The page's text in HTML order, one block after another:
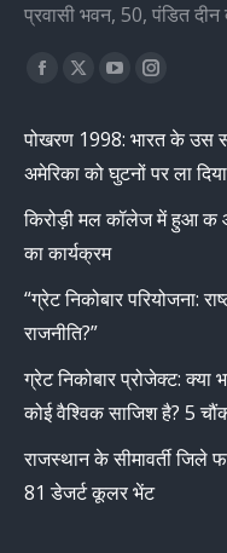
प्रवासी भवन, 50, पंडित दीन
Find us on:
Facebook
opens
in
new
window
X
opens
in
new
window
YouTube
opens
in
new
window
opens
in
new
window
पोखरण 1998: भारत के उस
अमेरिका को घुटनों पर ला
किरोड़ी मल कॉलेज में हुआ क
का कार्यक्रम
“ग्रेट निकोबार परियोजना:
राजनीति?”
ग्रेट निकोबार प्रोजेक्ट: क्या
कोई वैश्विक साजिश है? 5
राजस्थान के सीमावर्ती जिले
81 डेजर्ट कूलर भेंट